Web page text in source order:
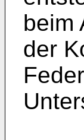
beim
der